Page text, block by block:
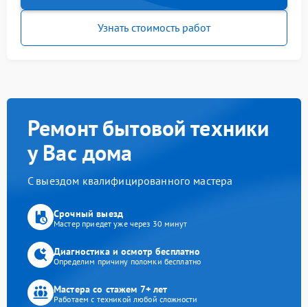
Узнать стоимость работ
Ремонт бытовой техники
у Вас дома
С выездом квалифицированного мастера
Срочный выезд
Мастер приедет уже через 30 минут
Диагностика и осмотр бесплатно
Определим причину поломки бесплатно
Мастера со стажем 7+ лет
Работаем с техникой любой сложности